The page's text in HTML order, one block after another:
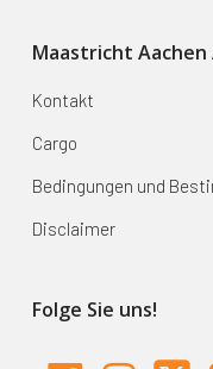
Maastricht
Kontakt
Cargo
Bedingungen und
Disclaimer
Folge Sie uns!